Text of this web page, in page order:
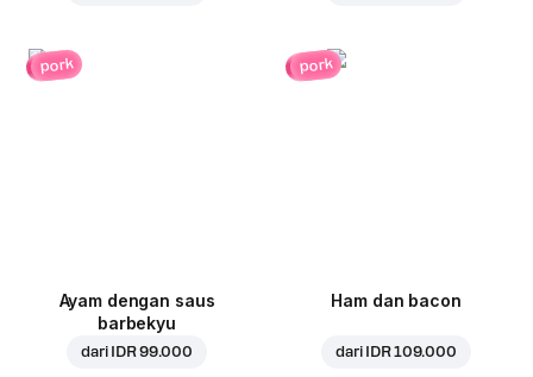
pork
Ayam dengan saus
barbekyu
dari IDR 99.000
pork
Ham dan bacon
dari IDR 109.000